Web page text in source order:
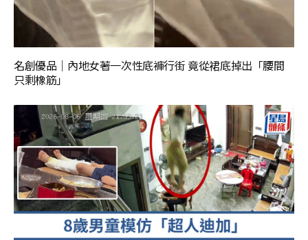
名創優品｜內地女著一次性底褲行街 竟從裙底掉出「腰間
只剩橡筋」